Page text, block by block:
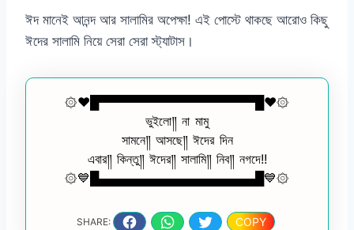
ঈদ মানেই আনন্দ আর সালামির অপেক্ষা! এই পোস্টে থাকছে আরোও কিছু
ঈদের সালামি নিয়ে সেরা সেরা স্ট্যাটাস।
۞❤️█▀▀▀▀▀▀▀▀▀▀▀▀▀▀▀▀▀▀█❤️۞
ভুইলো༎ না মামু
সামনে༎ আসছে༎ ঈদের দিন
এবার༎ কিন্তু༎ ঈদের༎ সালামি༎ নিব༎ নগদে!!
۞💙█▄▄▄▄▄▄▄▄▄▄▄▄▄▄▄▄▄▄█💙۞
SHARE: COPY